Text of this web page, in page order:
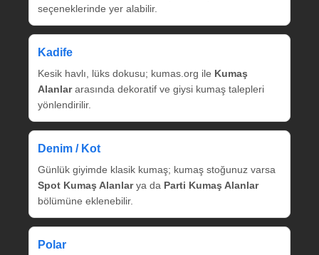
seçeneklerinde yer alabilir.
Kadife
Kesik havlı, lüks dokusu; kumas.org ile Kumaş
Alanlararasında dekoratif ve giysi kumaş talepleri
yönlendirilir.
Denim / Kot
Günlük giyimde klasik kumaş; kumaş stoğunuz varsa
Spot Kumaş Alanlarya da Parti Kumaş Alanlar
bölümüne eklenebilir.
Polar